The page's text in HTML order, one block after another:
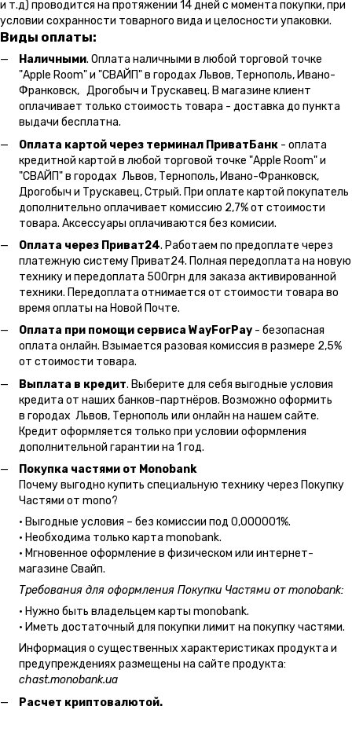
и т.д) проводится на протяжении 14 дней с момента покупки, при
условии сохранности товарного вида и целосности упаковки.
Виды оплаты:
Наличными. Оплата наличными в любой торговой точке
"Apple Room" и "СВАЙП" в городах Львов, Тернополь, Ивано-
Франковск, Дрогобыч и Трускавец. В магазине клиент
оплачивает только стоимость товара - доставка до пункта
выдачи бесплатна.
Оплата картой через терминал ПриватБанк - оплата
кредитной картой в любой торговой точке "Apple Room" и
"СВАЙП" в городах Львов, Тернополь, Ивано-Франковск,
Дрогобыч и Трускавец, Стрый. При оплате картой покупатель
дополнительно оплачивает комиссию 2,7% от стоимости
товара. Аксессуары оплачиваются без комисии.
Оплата через Приват24. Работаем по предоплате через
платежную систему Приват24. Полная передоплата на новую
технику и передоплата 500грн для заказа активированной
техники. Передоплата отнимается от стоимости товара во
время оплаты на Новой Почте.
Оплата при помощи сервиса WayForPay - безопасная
оплата онлайн. Взымается разовая комиссия в размере 2,5%
от стоимости товара.
Выплата в кредит. Выберите для себя выгодные условия
кредита от наших банков-партнёров. Возможно оформить
в городах Львов, Тернополь или онлайн на нашем сайте.
Кредит оформляется только при условии оформления
дополнительной гарантии на 1 год.
Покупка частями от Monobank
Почему выгодно купить специальную технику через Покупку
Частями от mono?
• Выгодные условия – без комиссии под 0,000001%.
• Необходима только карта monobank.
• Мгновенное оформление в физическом или интернет-
магазине Cвайп.
Требования для оформления Покупки Частями от monobank:
• Нужно быть владельцем карты monobank.
• Иметь достаточный для покупки лимит на покупку частями.
Информация о существенных характеристиках продукта и
предупреждениях размещены на сайте продукта:
chast.monobank.ua
Расчет криптовалютой.